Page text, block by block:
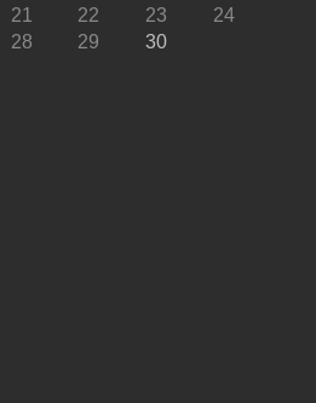
21 22 23
24
28 29
30